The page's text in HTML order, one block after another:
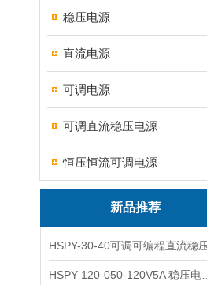
稳压电源
直流电源
可调电源
可调直流稳压电源
恒压恒流可调电源
新品推荐